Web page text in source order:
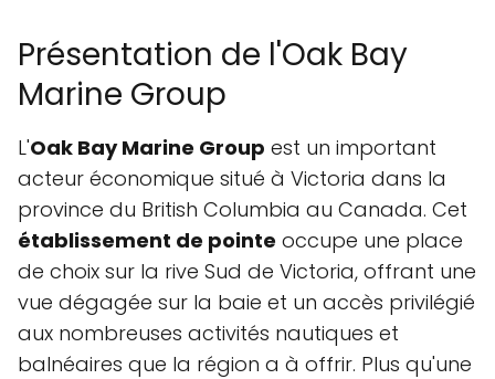
Présentation de l'Oak Bay
Marine Group
L'Oak Bay Marine Group est un important
acteur économique situé à Victoria dans la
province du British Columbia au Canada. Cet
établissement de pointe occupe une place
de choix sur la rive Sud de Victoria, offrant une
vue dégagée sur la baie et un accès privilégié
aux nombreuses activités nautiques et
balnéaires que la région a à offrir. Plus qu'une